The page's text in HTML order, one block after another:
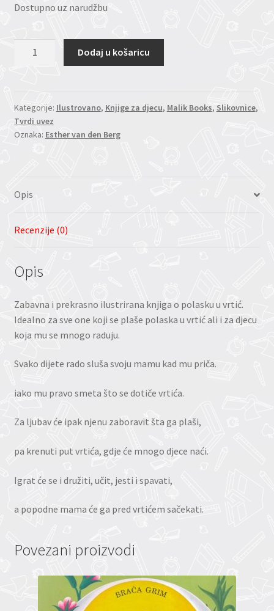
Dostupno uz narudžbu
krenuo
u
vrtić
(Esther
količina
Dodaj u košaricu
Kategorije: Ilustrovano, Knjige za djecu, Malik Books, Slikovnice,
Tvrdi uvez
Oznaka: Esther van den Berg
Opis
Recenzije (0)
Opis
Zabavna i prekrasno ilustrirana knjiga o polasku u vrtić.
Idealno za sve one koji se plaše polaska u vrtić ali i za djecu
koja mu se mnogo raduju.
Svako dijete rado sluša svoju mamu kad mu priča.
iako mu pravo smeta što se dotiče vrtića.
Za ljubav će ipak njenu zaboravit šta ga plaši,
pa krenuti put vrtića, gdje će mnogo djece naći.
Igrat će se i družiti, učit, jesti i spavati,
a popodne mama će ga pred vrtićem sačekati.
Povezani proizvodi